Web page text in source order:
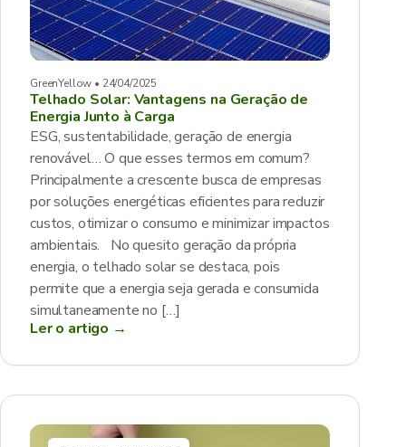
GreenYellow • 24/04/2025
Telhado Solar: Vantagens na Geração de
Energia Junto à Carga
ESG, sustentabilidade, geração de energia
renovável… O que esses termos em comum?
Principalmente a crescente busca de empresas
por soluções energéticas eficientes para reduzir
custos, otimizar o consumo e minimizar impactos
ambientais. No quesito geração da própria
energia, o telhado solar se destaca, pois
permite que a energia seja gerada e consumida
simultaneamente no […]
Ler o artigo →